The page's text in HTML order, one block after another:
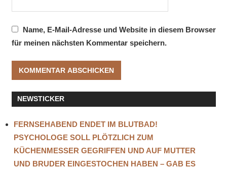
Name, E-Mail-Adresse und Website in diesem Browser
für meinen nächsten Kommentar speichern.
NEWSTICKER
FERNSEHABEND ENDET IM BLUTBAD!
PSYCHOLOGE SOLL PLÖTZLICH ZUM
KÜCHENMESSER GEGRIFFEN UND AUF MUTTER
UND BRUDER EINGESTOCHEN HABEN – GAB ES